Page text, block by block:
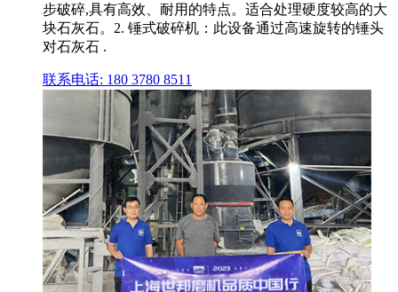
步破碎,具有高效、耐用的特点。适合处理硬度较高的大
块石灰石。2. 锤式破碎机：此设备通过高速旋转的锤头
对石灰石 .
联系电话: 180 3780 8511